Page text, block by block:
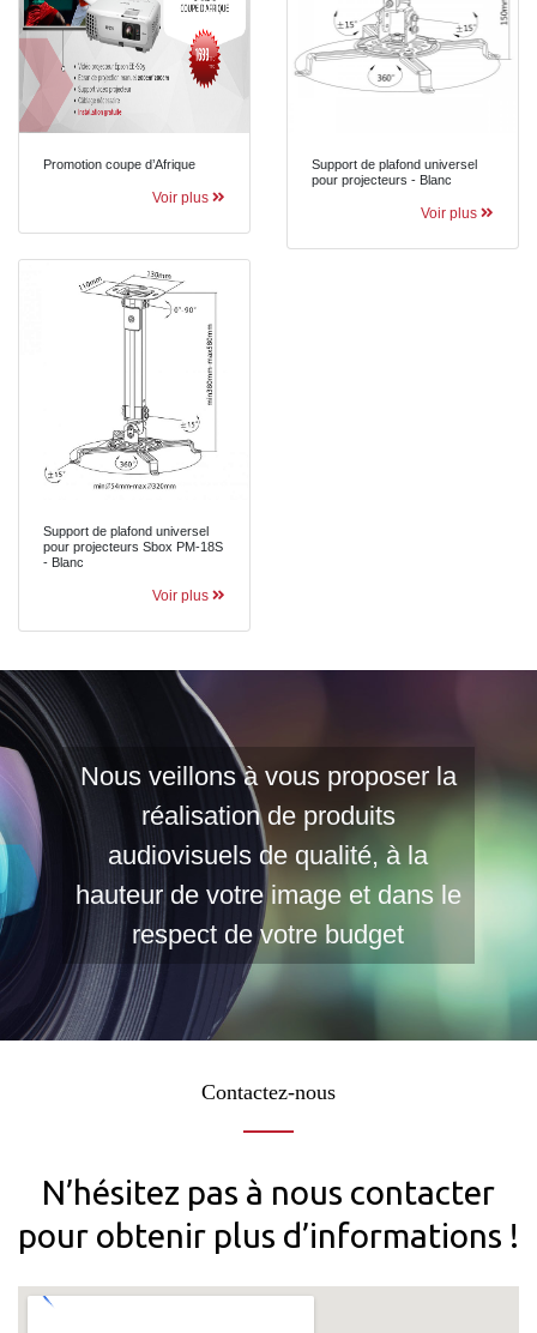
Promotion coupe d’Afrique
Voir plus
Support de plafond universel
pour projecteurs - Blanc
Voir plus
Support de plafond universel
pour projecteurs Sbox PM-18S
- Blanc
Voir plus
Nous veillons à vous proposer la
réalisation de produits
audiovisuels de qualité, à la
hauteur de votre image et dans le
respect de votre budget
Contactez-nous
N’hésitez pas à nous contacter
pour obtenir plus d’informations !